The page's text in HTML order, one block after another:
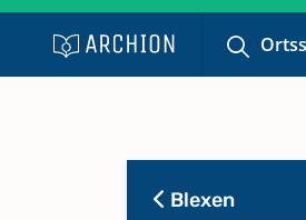
BlexenRegister)